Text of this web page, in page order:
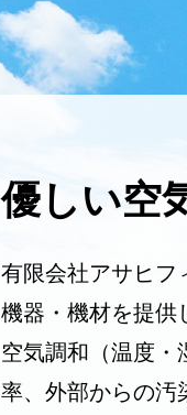
優しい空
有限会社アサヒフ
機器・機材を提供
空気調和（温度
率、外部からの汚